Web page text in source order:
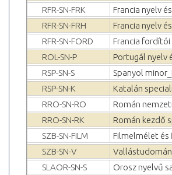
RFR-SN-FRK
Francia nyelv
RFR-SN-FRH
Francia nyelv
RFR-SN-FORD
Francia fordítói
ROL-SN-P
Portugál nyelv
RSP-SN-S
Spanyol
RSP-SN-K
Katalán
RRO-SN-RO
Román
RRO-SN-RK
Román kezdő
SZB-SN-FILM
Filmelmélet
SZB-SN-V
SLAOR-SN-S
Orosz nyelvű